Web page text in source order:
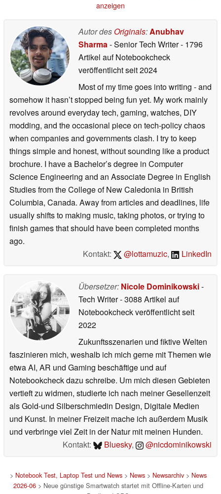
anzeigen
Autor des Originals:Anubhav
Sharma- Senior Tech Writer- 1796
Artikel auf Notebookcheck
veröffentlichtseit 2024
Most of my time goes into writing - and
somehow it hasn’t stopped being fun yet. My work mainly
revolves around everyday tech, gaming, watches, DIY
modding, and the occasional piece on tech-policy chaos
when companies and governments clash. I try to keep
things simple and honest, without sounding like a product
brochure. I have a Bachelor’s degree in Computer
Science Engineering and an Associate Degree in English
Studies from the College of New Caledonia in British
Columbia, Canada. Away from articles and deadlines, life
usually shifts to making music, taking photos, or trying to
finish games that should have been completed months
ago.
Kontakt:
@lottamuzic, LinkedIn
Übersetzer: Nicole Dominikowski-
Tech Writer- 3088 Artikel auf
Notebookcheck veröffentlichtseit
2022
Zukunftsszenarien und fiktive Welten
faszinieren mich, weshalb ich mich gerne mit Themen wie
etwa AI, AR und Gaming beschäftige und auf
Notebookcheck dazu schreibe. Um mich diesen Gebieten
vertieft zu widmen, studierte ich nach meiner Gesellenzeit
als Gold-und Silberschmiedin Design, Digitale Medien
und Kunst. In meiner Freizeit mache ich außerdem Musik
und verbringe viel Zeit in der Natur mit meinen Hunden.
Kontakt:
Bluesky, @nicdominikowski
> Notebook Test, Laptop Test und News> News> Newsarchiv> News
2026-06> Neue günstige Smartwatch startet mit Offline-Karten und